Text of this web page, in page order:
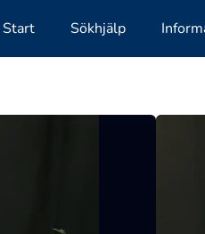
Start Sökhjälp